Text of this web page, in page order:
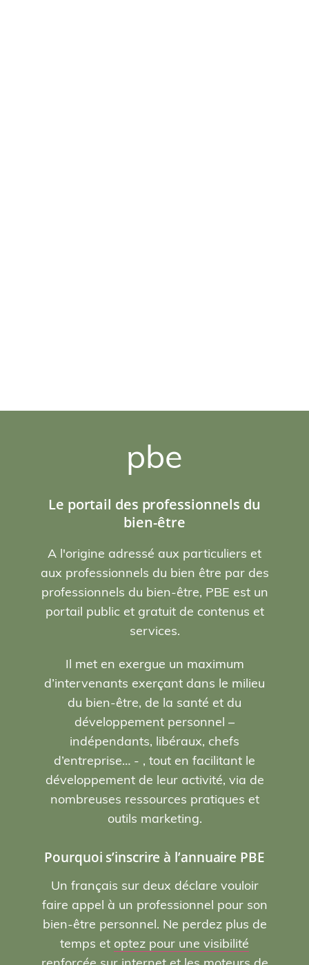
pbe
Le portail des professionnels du
bien-être
A l'origine adressé aux particuliers et
aux professionnels du bien être par des
professionnels du bien-être, PBE est un
portail public et gratuit de contenus et
services.
Il met en exergue un maximum
d’intervenants exerçant dans le milieu
du bien-être, de la santé et du
développement personnel –
indépendants, libéraux, chefs
d’entreprise… - , tout en facilitant le
développement de leur activité, via de
nombreuses ressources pratiques et
outils marketing.
Pourquoi s’inscrire à l’annuaire PBE
Un français sur deux déclare vouloir
faire appel à un professionnel pour son
bien-être personnel. Ne perdez plus de
temps et optez pour une visibilité